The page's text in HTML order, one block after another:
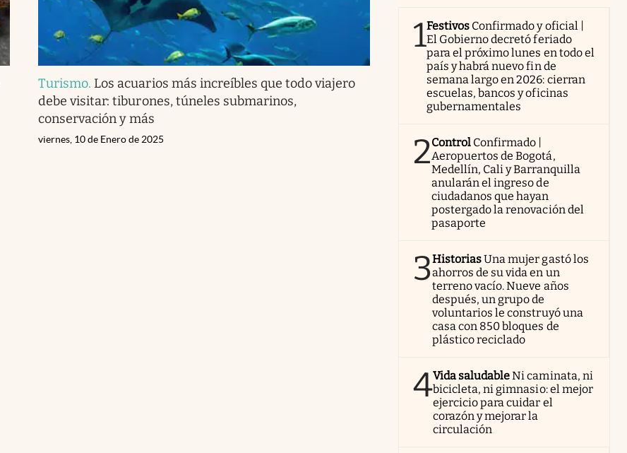
Turismo. Los acuarios más increíbles que todo viajero
debe visitar: tiburones, túneles submarinos,
conservación y más
viernes, 10 de Enero de 2025
1Festivos Confirmado y oficial |
El Gobierno decretó feriado
para el próximo lunes en todo el
país y habrá nuevo fin de
semana largo en 2026: cierran
escuelas, bancos y oficinas
gubernamentales
2Control Confirmado |
Aeropuertos de Bogotá,
Medellín, Cali y Barranquilla
anularán el ingreso de
ciudadanos que hayan
postergado la renovación del
pasaporte
3HistoriasUna mujer gastó los
ahorros de su vida en un
terreno vacío. Nueve años
después, un grupo de
voluntarios le construyó una
casa con 850 bloques de
plástico reciclado
4Vida saludableNi caminata, ni
bicicleta, ni gimnasio: el mejor
ejercicio para cuidar el
corazón y mejorar la
circulación